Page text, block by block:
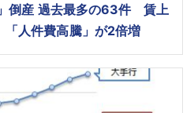
倒産 過去最多の63件 賃上
「人件費高騰」が2倍増